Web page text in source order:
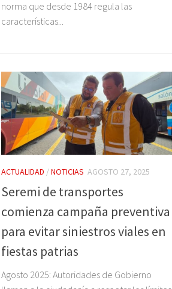
norma que desde 1984 regula las
características...
ACTUALIDAD /NOTICIAS AGOSTO 27, 2025
Seremi de transportes
comienza campaña preventiva
para evitar siniestros viales en
fiestas patrias
Agosto 2025: Autoridades de Gobierno